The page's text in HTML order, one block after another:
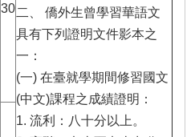
30二、 僑外生曾學習華語文
具有下列證明文件影本之
一：
(一) 在臺就學期間修習國文
(中文)課程之成績證明：
1. 流利：八十分以上。